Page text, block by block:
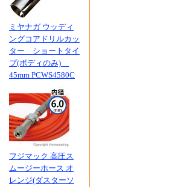
ミヤナガ ウッディ
ングコアドリルカッ
ター ショートタイ
プ(ボディのみ)
45mm PCWS4580C
フジマック 高圧ス
ムージーホース オ
レンジ(ダスターソ